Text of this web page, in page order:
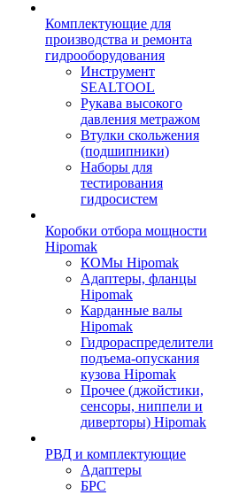
Комплектующие для
производства и ремонта
гидрооборудования
Инструмент
SEALTOOL
Рукава высокого
давления метражом
Втулки скольжения
(подшипники)
Наборы для
тестирования
гидросистем
Коробки отбора мощности
Hipomak
КОМы Hipomak
Адаптеры, фланцы
Hipomak
Карданные валы
Hipomak
Гидрораспределители
подъема-опускания
кузова Hipomak
Прочее (джойстики,
сенсоры, ниппели и
диверторы) Hipomak
РВД и комплектующие
Адаптеры
БРС